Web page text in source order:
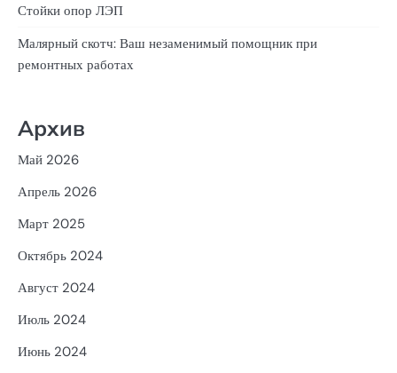
Стойки опор ЛЭП
Малярный скотч: Ваш незаменимый помощник при
ремонтных работах
Архив
Май 2026
Апрель 2026
Март 2025
Октябрь 2024
Август 2024
Июль 2024
Июнь 2024